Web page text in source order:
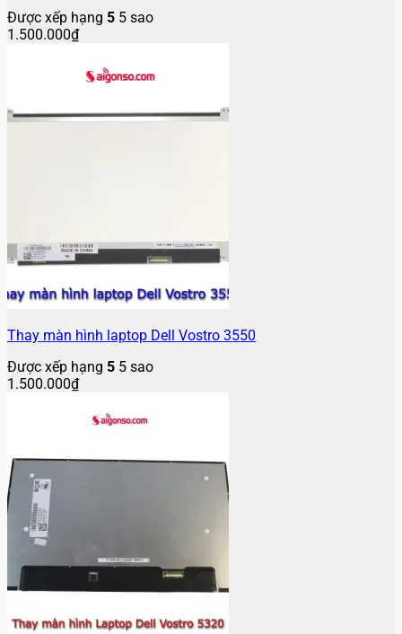
Được xếp hạng 5 5 sao
1.500.000₫
Thay màn hình laptop Dell Vostro 3550
Được xếp hạng 5 5 sao
1.500.000₫